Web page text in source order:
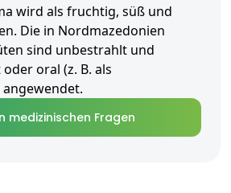
wird als fruchtig, süß und
Die in Nordmazedonien
sind unbestrahlt und
oral (z. B. als
medizinischen Fragen